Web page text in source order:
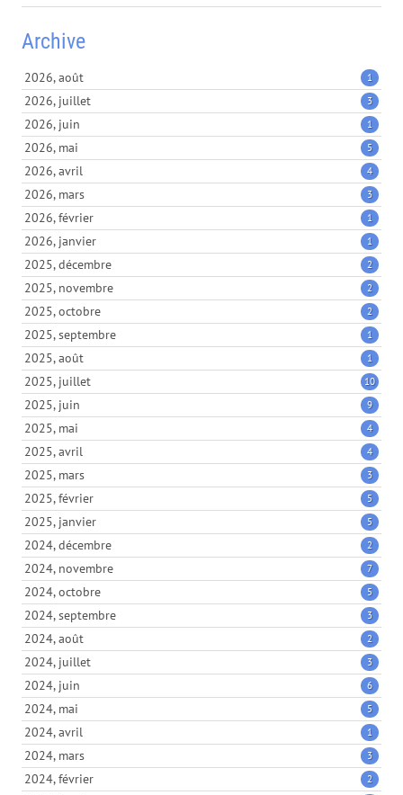
Archive
2026, août 1
2026, juillet 3
2026, juin 1
2026, mai 5
2026, avril 4
2026, mars 3
2026, février 1
2026, janvier 1
2025, décembre 2
2025, novembre 2
2025, octobre 2
2025, septembre 1
2025, août 1
2025, juillet 10
2025, juin 9
2025, mai 4
2025, avril 4
2025, mars 3
2025, février 5
2025, janvier 5
2024, décembre 2
2024, novembre 7
2024, octobre 5
2024, septembre 3
2024, août 2
2024, juillet 3
2024, juin 6
2024, mai 5
2024, avril 1
2024, mars 3
2024, février 2